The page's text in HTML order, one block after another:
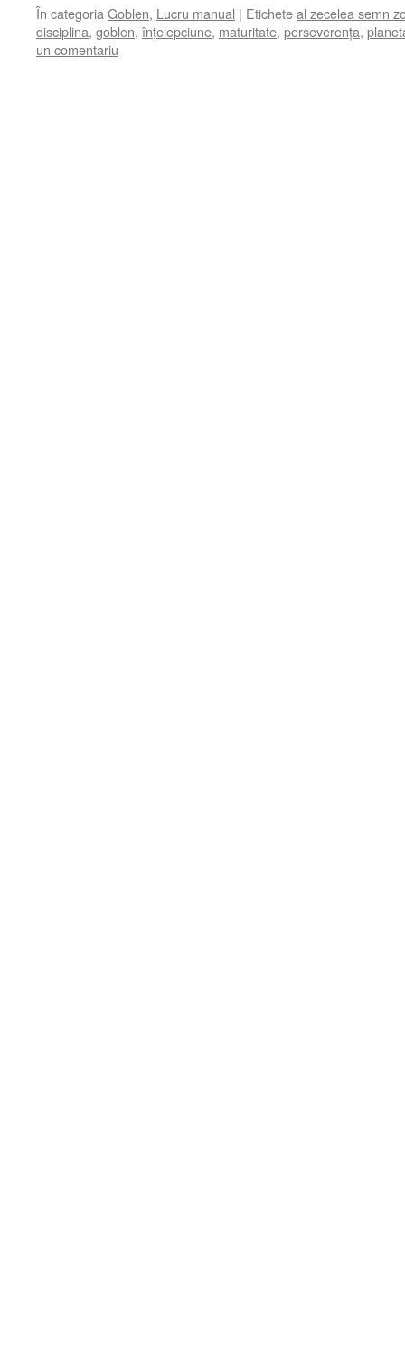
În categoria Goblen, Lucru manual | Eticheteal zecelea semn
disciplina, goblen, înțelepciune, maturitate, perseverența,
un comentariu